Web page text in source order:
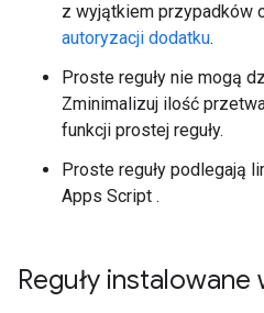
z wyjątkiem przypadków
autoryzacji dodatku.
Proste reguły nie mogą
Zminimalizuj ilość
funkcji prostej reguły.
Proste reguły podlegają
Apps Script .
Reguły